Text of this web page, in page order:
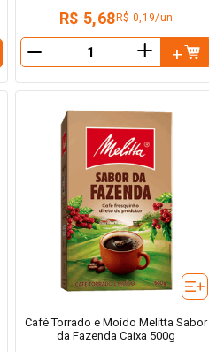
R$ 5,68 R$ 0,19/un
＋
Café Torrado e Moído Melitta Sabor
da Fazenda Caixa 500g